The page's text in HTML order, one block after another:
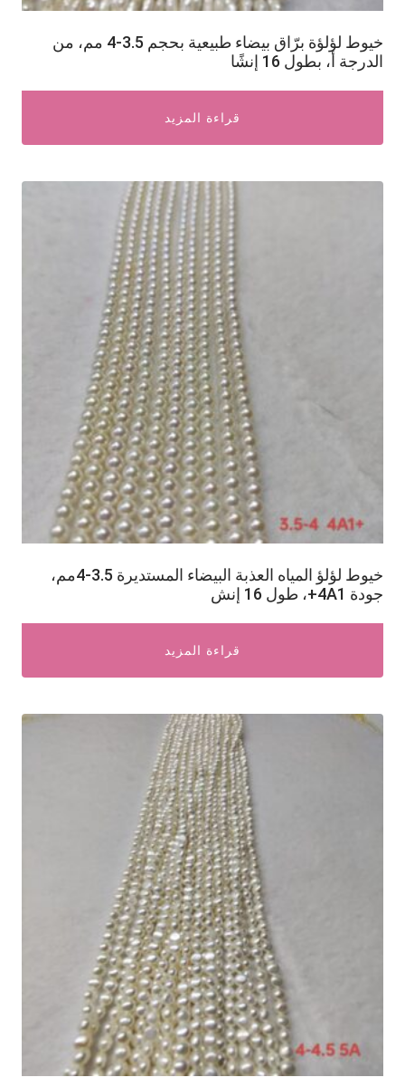
خيوط لؤلؤة برّاق بيضاء طبيعية بحجم 3.5-4 مم، من
الدرجة أ، بطول 16 إنشًا
قراءة المزيد
خيوط لؤلؤ المياه العذبة البيضاء المستديرة 3.5-4مم،
جودة 4A1+، طول 16 إنش
قراءة المزيد